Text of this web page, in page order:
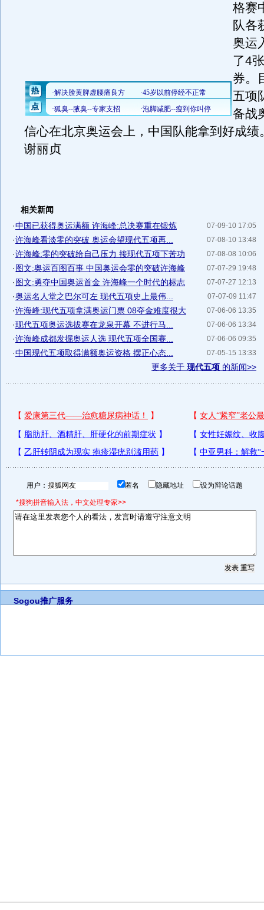
格赛
队各
奥运
了4
券。
五项
备战
信心在北京奥运会上，中国队能拿到好
谢丽贞
相关新闻
07-09-10 17:05
·中国已获得奥运满额 许海峰:总决赛重在锻炼
07-08-10 13:48
·许海峰看淡零的突破 奥运会望现代五项再...
07-08-08 10:06
·许海峰:零的突破给自己压力 接现代五项下苦功
07-07-29 19:48
·图文:奥运百图百事 中国奥运会零的突破许海峰
07-07-27 12:13
·图文:勇夺中国奥运首金 许海峰一个时代的标志
07-07-09 11:47
·奥运名人堂之巴尔可左 现代五项史上最伟...
07-06-06 13:35
·许海峰:现代五项拿满奥运门票 08夺金难度很大
07-06-06 13:34
·现代五项奥运选拔赛在龙泉开幕 不进行马...
07-06-06 09:35
·许海峰成都发掘奥运人选 现代五项全国赛...
07-05-15 13:33
·中国现代五项取得满额奥运资格 摆正心态...
更多关于 现代五项 的新闻>>
用户： 匿名 隐藏地址 设为辩论话题
*搜狗拼音输入法，中文处理专家>>
Sogou推广服务